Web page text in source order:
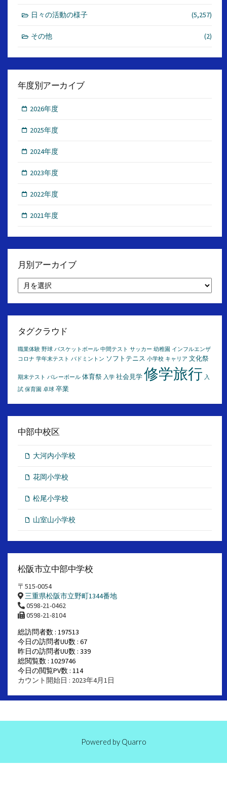
日々の活動の様子 (5,257)
その他 (2)
年度別アーカイブ
2026年度
2025年度
2024年度
2023年度
2022年度
2021年度
月別アーカイブ
別
ア
イ
タグクラウド
職業体験 野球 バスケットボール 中間テスト サッカー 幼稚園 インフルエンザ
コロナ 学年末テスト バドミントン ソフトテニス 小学校 キャリア 文化祭
期末テスト バレーボール 体育祭 入学 社会見学 修学旅行 入
試 保育園 卓球 卒業
中部中校区
大河内小学校
花岡小学校
松尾小学校
山室山小学校
松阪市立中部中学校
〒515-0054
三重県松阪市立野町1344番地
0598-21-0462
0598-21-8104
総訪問者数 : 197513
今日の訪問者UU数 : 67
昨日の訪問者UU数 : 339
総閲覧数 : 1029746
今日の閲覧PV数 : 114
カウント開始日 : 2023年4月1日
Powered by Quarro